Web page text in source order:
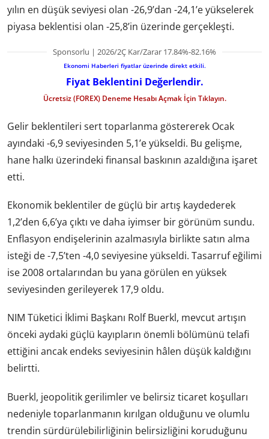
yılın en düşük seviyesi olan -26,9’dan -24,1’e yükselerek
piyasa beklentisi olan -25,8’in üzerinde gerçekleşti.
Sponsorlu | 2026/2Ç Kar/Zarar 17.84%-82.16%
Ekonomi Haberleri fiyatlar üzerinde direkt etkili.
Fiyat Beklentini Değerlendir.
Ücretsiz (FOREX) Deneme Hesabı Açmak İçin Tıklayın.
Gelir beklentileri sert toparlanma göstererek Ocak
ayındaki -6,9 seviyesinden 5,1’e yükseldi. Bu gelişme,
hane halkı üzerindeki finansal baskının azaldığına işaret
etti.
Ekonomik beklentiler de güçlü bir artış kaydederek
1,2’den 6,6’ya çıktı ve daha iyimser bir görünüm sundu.
Enflasyon endişelerinin azalmasıyla birlikte satın alma
isteği de -7,5’ten -4,0 seviyesine yükseldi. Tasarruf eğilimi
ise 2008 ortalarından bu yana görülen en yüksek
seviyesinden gerileyerek 17,9 oldu.
NIM Tüketici İklimi Başkanı Rolf Buerkl, mevcut artışın
önceki aydaki güçlü kayıpların önemli bölümünü telafi
ettiğini ancak endeks seviyesinin hâlen düşük kaldığını
belirtti.
Buerkl, jeopolitik gerilimler ve belirsiz ticaret koşulları
nedeniyle toparlanmanın kırılgan olduğunu ve olumlu
trendin sürdürülebilirliğinin belirsizliğini koruduğunu